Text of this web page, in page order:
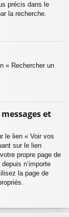
précis dans le
la recherche.
« Rechercher un
et
le lien « Voir vos
sur le lien
propre page de
n’importe
la page de